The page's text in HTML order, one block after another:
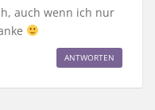
auch wenn ich nur
ANTWORTEN